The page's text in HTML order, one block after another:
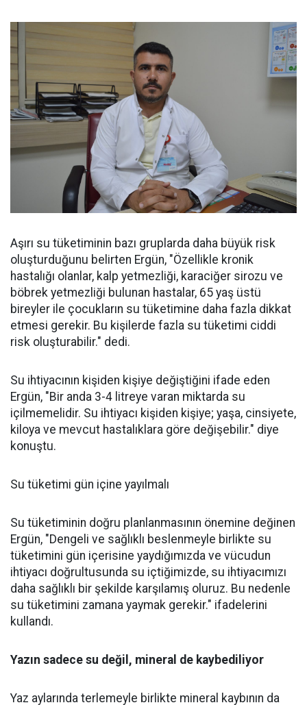
Aşırı su tüketiminin bazı gruplarda daha büyük risk
oluşturduğunu belirten Ergün, "Özellikle kronik
hastalığı olanlar, kalp yetmezliği, karaciğer sirozu ve
böbrek yetmezliği bulunan hastalar, 65 yaş üstü
bireyler ile çocukların su tüketimine daha fazla dikkat
etmesi gerekir. Bu kişilerde fazla su tüketimi ciddi
risk oluşturabilir." dedi.
Su ihtiyacının kişiden kişiye değiştiğini ifade eden
Ergün, "Bir anda 3-4 litreye varan miktarda su
içilmemelidir. Su ihtiyacı kişiden kişiye; yaşa, cinsiyete,
kiloya ve mevcut hastalıklara göre değişebilir." diye
konuştu.
Su tüketimi gün içine yayılmalı
Su tüketiminin doğru planlanmasının önemine değinen
Ergün, "Dengeli ve sağlıklı beslenmeyle birlikte su
tüketimini gün içerisine yaydığımızda ve vücudun
ihtiyacı doğrultusunda su içtiğimizde, su ihtiyacımızı
daha sağlıklı bir şekilde karşılamış oluruz. Bu nedenle
su tüketimini zamana yaymak gerekir." ifadelerini
kullandı.
Yazın sadece su değil, mineral de kaybediliyor
Yaz aylarında terlemeyle birlikte mineral kaybının da